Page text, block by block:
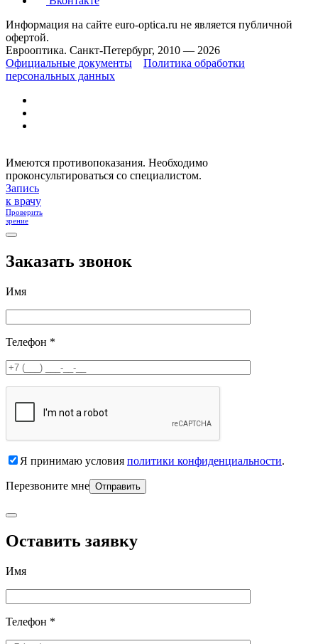
Информация на сайте euro-optica.ru не является публичной
офертой.
Еврооптика. Санкт-Петербург, 2010 — 2026
Официальные документы
Политика обработки
персональных данных
Имеются противопоказания. Необходимо
проконсультироваться со специалистом.
Запись
к врачу
Проверить
зрение
Заказать звонок
Имя
Телефон *
Я принимаю условия политики конфиденциальности.
Перезвоните мне
Оставить заявку
Имя
Телефон *